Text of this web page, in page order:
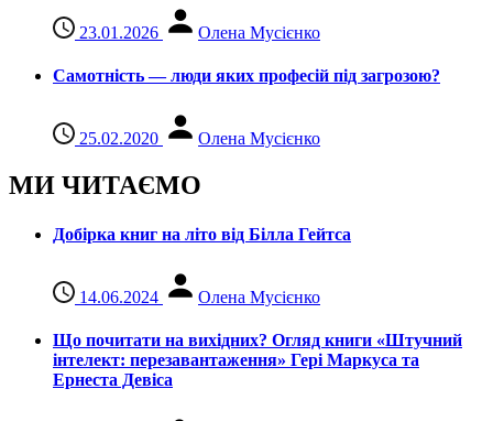
23.01.2026 Олена Мусієнко
Самотність — люди яких професій під загрозою?
25.02.2020 Олена Мусієнко
МИ ЧИТАЄМО
Добірка книг на літо від Білла Гейтса
14.06.2024 Олена Мусієнко
Що почитати на вихідних? Огляд книги «Штучний
інтелект: перезавантаження» Гері Маркуса та
Ернеста Девіса